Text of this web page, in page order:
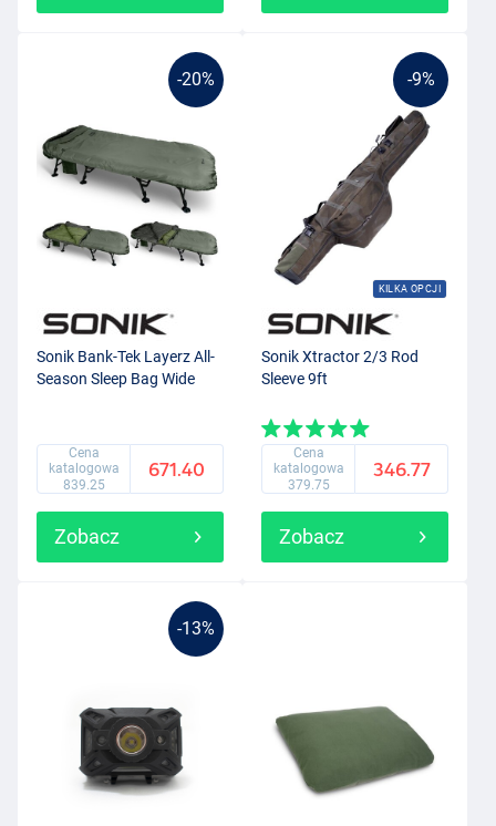
-20%
Sonik Bank-Tek Layerz All-
Season Sleep Bag Wide
Cena
katalogowa
839.25
671.40
Zobacz
-9%
KILKA OPCJI
Sonik Xtractor 2/3 Rod
Sleeve 9ft
Cena
katalogowa
379.75
346.77
Zobacz
-13%